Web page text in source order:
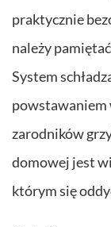
praktycznie
należy
System
powstawaniem
zarodników
domowej jest
którym się